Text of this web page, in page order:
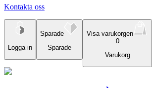
Kontakta oss
Logga in
Sparade
Sparade
Visa varukorgen
0
Varukorg